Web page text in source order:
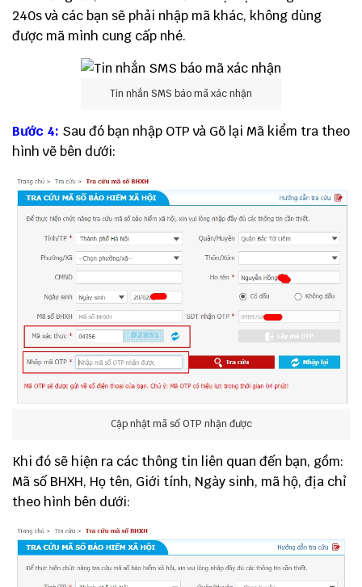
240s và các bạn sẽ phải nhập mã khác, không dùng
được mã mình cung cấp nhé.
Tin nhắn SMS báo mã xác nhận
Bước 4: Sau đó bạn nhập OTP và Gõ lại Mã kiểm tra theo
hình vẽ bên dưới:
Cập nhật mã số OTP nhận được
Khi đó sẽ hiện ra các thông tin liên quan đến bạn, gồm:
Mã số BHXH, Họ tên, Giới tính, Ngày sinh, mã hộ, địa chỉ
theo hình bên dưới: